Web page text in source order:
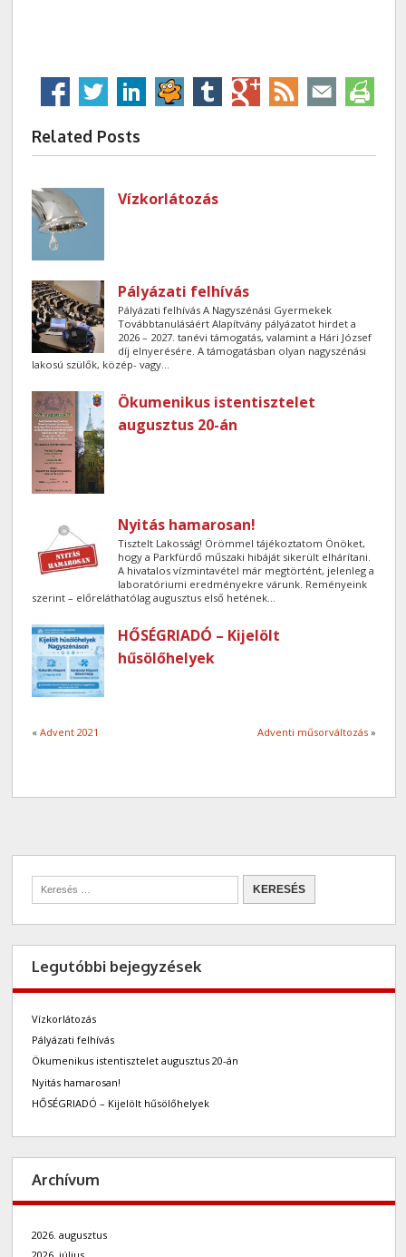
Related Posts
Vízkorlátozás
Pályázati felhívás
Pályázati felhívás A Nagyszénási Gyermekek
Továbbtanulásáért Alapítvány pályázatot hirdet a
2026 – 2027. tanévi támogatás, valamint a Hári József
díj elnyerésére. A támogatásban olyan nagyszénási
lakosú szülők, közép- vagy...
Ökumenikus istentisztelet
augusztus 20-án
Nyitás hamarosan!
Tisztelt Lakosság! Örömmel tájékoztatom Önöket,
hogy a Parkfürdő műszaki hibáját sikerült elhárítani.
A hivatalos vízmintavétel már megtörtént, jelenleg a
laboratóriumi eredményekre várunk. Reményeink
szerint – előreláthatólag augusztus első hetének...
HŐSÉGRIADÓ – Kijelölt
hűsölőhelyek
«Advent 2021 Adventi műsorváltozás»
Legutóbbi bejegyzések
Vízkorlátozás
Pályázati felhívás
Ökumenikus istentisztelet augusztus 20-án
Nyitás hamarosan!
HŐSÉGRIADÓ – Kijelölt hűsölőhelyek
Archívum
2026. augusztus